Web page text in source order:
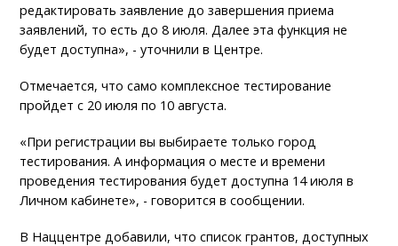
редактировать заявление до завершения приема
заявлений, то есть до 8 июля. Далее эта функция не
будет доступна», - уточнили в Центре.
Отмечается, что само комплексное тестирование
пройдет с 20 июля по 10 августа.
«При регистрации вы выбираете только город
тестирования. А информация о месте и времени
проведения тестирования будет доступна 14 июля в
Личном кабинете», - говорится в сообщении.
В Наццентре добавили, что список грантов, доступных